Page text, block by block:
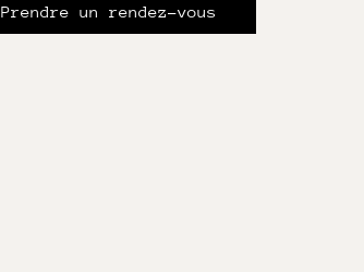
Prendre un rendez-vous